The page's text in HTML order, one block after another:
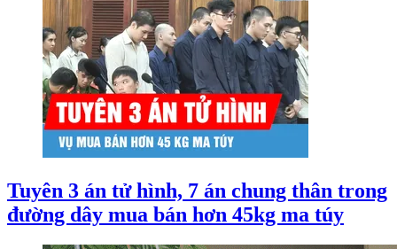
Tuyên 3 án tử hình, 7 án chung thân trong
đường dây mua bán hơn 45kg ma túy